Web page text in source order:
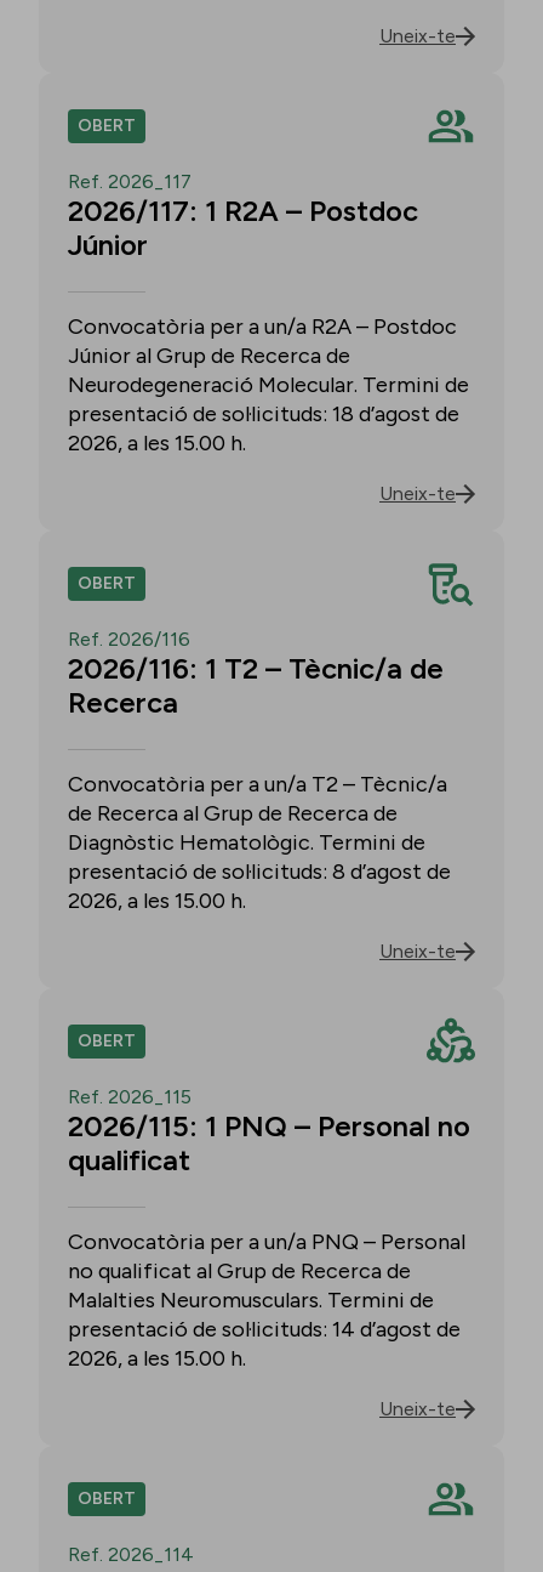
Uneix-te
OBERT
Ref. 2026_117
2026/117: 1 R2A – Postdoc
Júnior
Convocatòria per a un/a R2A – Postdoc
Júnior al Grup de Recerca de
Neurodegeneració Molecular. Termini de
presentació de sol·licituds: 18 d’agost de
2026, a les 15.00 h.
Uneix-te
OBERT
Ref. 2026/116
2026/116: 1 T2 – Tècnic/a de
Recerca
Convocatòria per a un/a T2 – Tècnic/a
de Recerca al Grup de Recerca de
Diagnòstic Hematològic. Termini de
presentació de sol·licituds: 8 d’agost de
2026, a les 15.00 h.
Uneix-te
OBERT
Ref. 2026_115
2026/115: 1 PNQ – Personal no
qualificat
Convocatòria per a un/a PNQ – Personal
no qualificat al Grup de Recerca de
Malalties Neuromusculars. Termini de
presentació de sol·licituds: 14 d’agost de
2026, a les 15.00 h.
Uneix-te
OBERT
Ref. 2026_114